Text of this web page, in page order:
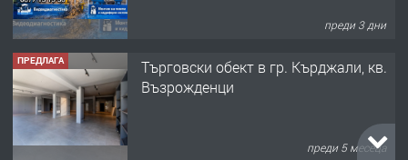
преди 3 дни
ПРЕДЛАГА
Tърговски обект в гр. Кърджали, кв.
Възрожденци
преди 5 месеца